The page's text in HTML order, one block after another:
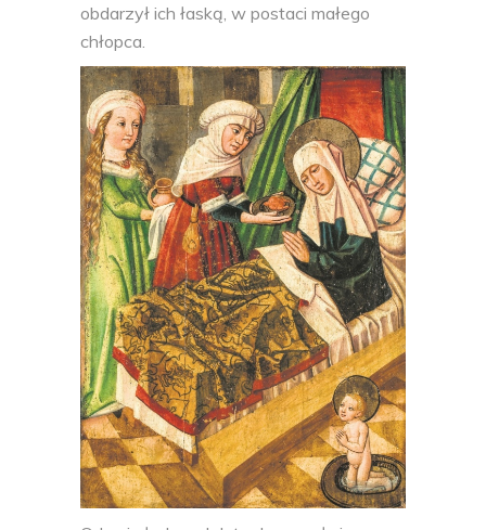
obdarzył ich łaską, w postaci małego
chłopca.